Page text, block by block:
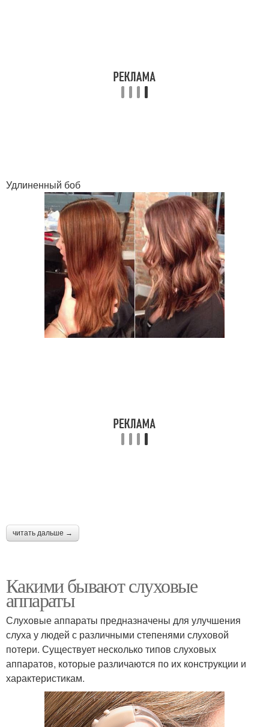
Удлиненный боб
читать дальше →
Какими бывают слуховые
аппараты
Слуховые аппараты предназначены для улучшения
слуха у людей с различными степенями слуховой
потери. Существует несколько типов слуховых
аппаратов, которые различаются по их конструкции и
характеристикам.